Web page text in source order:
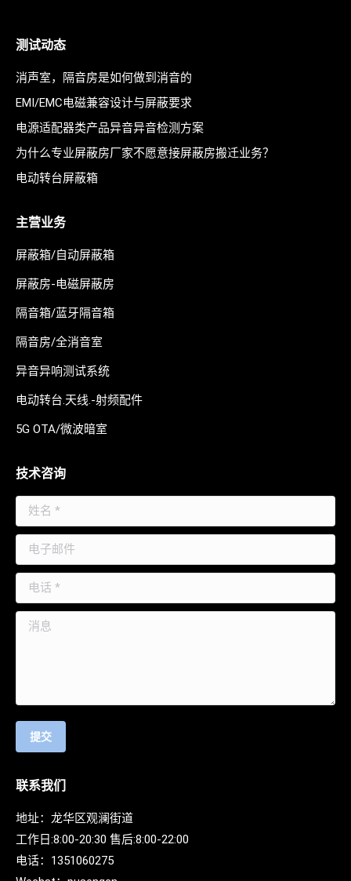
测试动态
消声室，隔音房是如何做到消音的
EMI/EMC电磁兼容设计与屏蔽要求
电源适配器类产品异音异音检测方案
为什么专业屏蔽房厂家不愿意接屏蔽房搬迁业务？
电动转台屏蔽箱
主营业务
屏蔽箱/自动屏蔽箱
屏蔽房-电磁屏蔽房
隔音箱/蓝牙隔音箱
隔音房/全消音室
异音异响测试系统
电动转台.天线.-射频配件
5G OTA/微波暗室
技术咨询
姓名 *
电子邮件
电话 *
消息
提交
联系我们
地址：龙华区观澜街道
工作日:8:00-20:30 售后:8:00-22:00
电话： 1351060275